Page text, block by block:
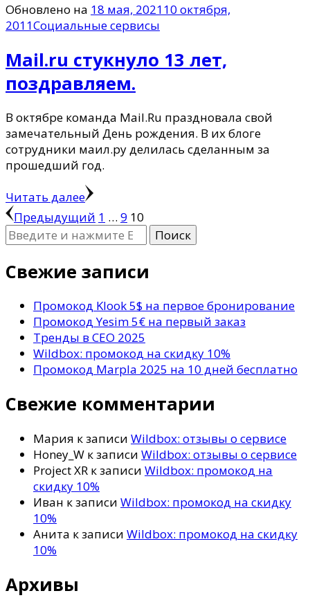
Обновлено на 18 мая, 202110 октября,
2011Социальные сервисы
Mail.ru стукнуло 13 лет,
поздравляем.
В октябре команда Mail.Ru праздновала свой
замечательный День рождения. В их блоге
сотрудники маил.ру делилась сделанным за
прошедший год.
Читать далее
Пагинация
записей
Предыдущий Страница
1 … Страница
9 Страница
10
Ищите
что-
то?
Свежие записи
Промокод Klook 5$ на первое бронирование
Промокод Yesim 5€ на первый заказ
Тренды в СЕО 2025
Wildbox: промокод на скидку 10%
Промокод Marpla 2025 на 10 дней бесплатно
Свежие комментарии
Мария к записи Wildbox: отзывы о сервисе
Honey_W к записи Wildbox: отзывы о сервисе
Project XR к записи Wildbox: промокод на
скидку 10%
Иван к записи Wildbox: промокод на скидку
10%
Анита к записи Wildbox: промокод на скидку
10%
Архивы